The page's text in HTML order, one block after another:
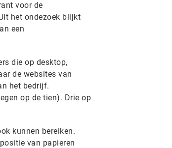
voor de
het ondezoek blijkt
een
die op desktop,
de websites van
het bedrijf.
op de tien). Drie op
kunnen bereiken.
van papieren